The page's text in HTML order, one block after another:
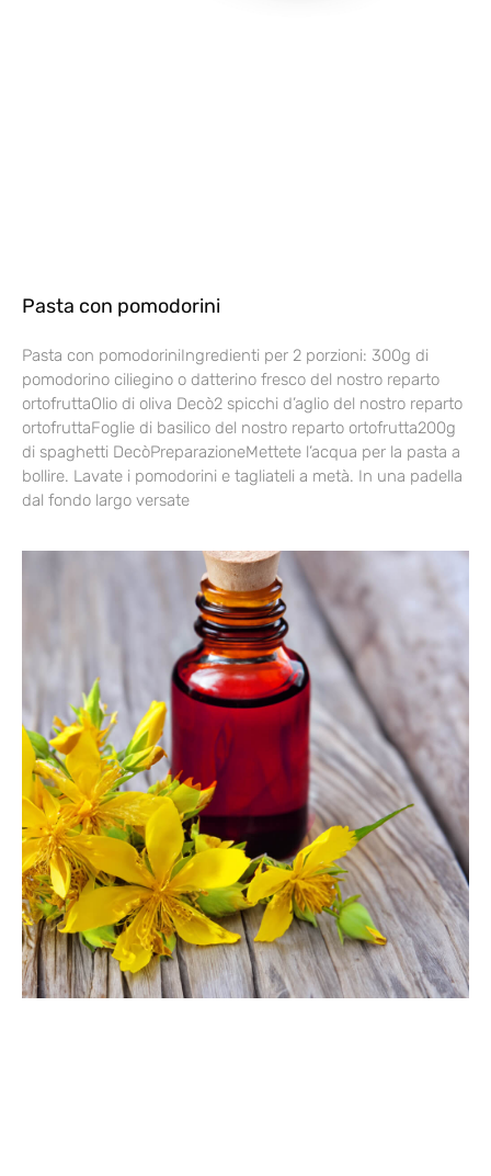
Pasta con pomodorini
Pasta con pomodoriniIngredienti per 2 porzioni: 300g di
pomodorino ciliegino o datterino fresco del nostro reparto
ortofruttaOlio di oliva Decò2 spicchi d’aglio del nostro reparto
ortofruttaFoglie di basilico del nostro reparto ortofrutta200g
di spaghetti DecòPreparazioneMettete l’acqua per la pasta a
bollire. Lavate i pomodorini e tagliateli a metà. In una padella
dal fondo largo versate